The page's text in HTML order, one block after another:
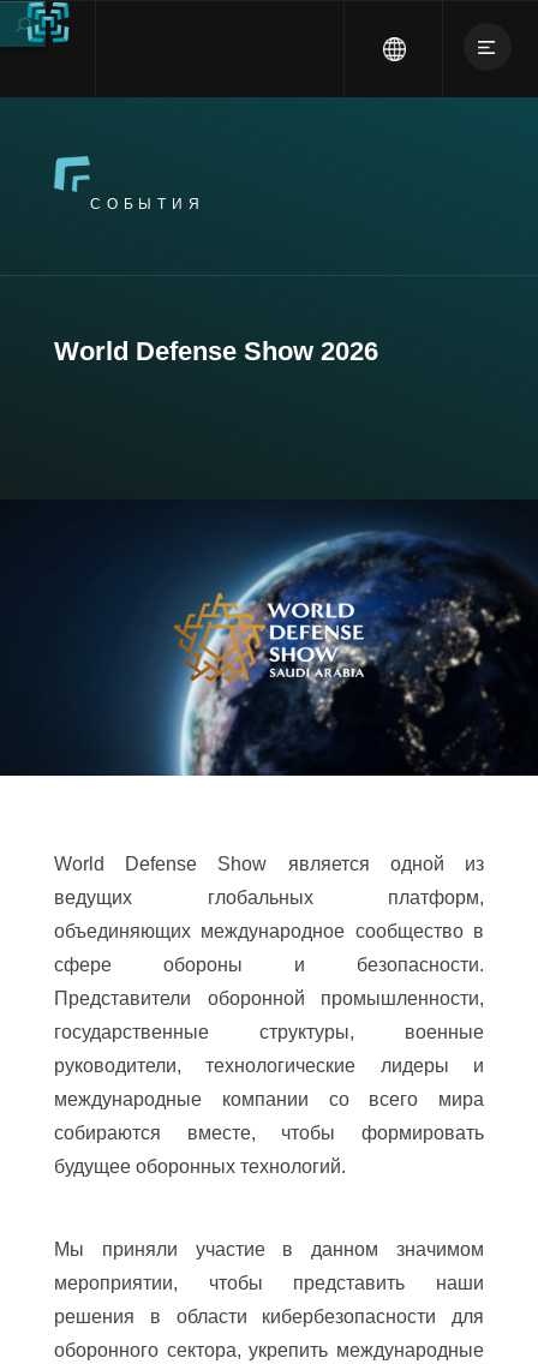
СОБЫТИЯ
World Defense Show 2026
World Defense Show является одной из
ведущих глобальных платформ,
объединяющих международное сообщество в
сфере обороны и безопасности.
Представители оборонной промышленности,
государственные структуры, военные
руководители, технологические лидеры и
международные компании со всего мира
собираются вместе, чтобы формировать
будущее оборонных технологий.
Мы приняли участие в данном значимом
мероприятии, чтобы представить наши
решения в области кибербезопасности для
оборонного сектора, укрепить международные